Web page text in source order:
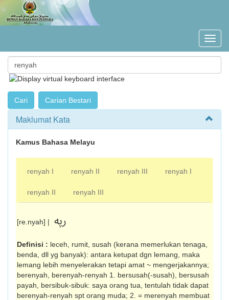
Maklumat Kata
Kamus Bahasa Melayu
renyah I renyah II renyah III renyah I
renyah II renyah III
[re.nyah] | رڽه
Definisi : leceh, rumit, susah (kerana me­merlukan tenaga,
benda, dll yg banyak): antara ketupat dgn lemang, maka
lemang lebih menyelerakan tetapi amat ~ me­ngerjakannya;
berenyah, berenyah-renyah 1. bersusah(-susah), bersusah
payah, bersibuk-sibuk: saya orang tua, tentulah tidak dapat
be­renyah-renyah spt orang muda; 2. = me­renyah membuat